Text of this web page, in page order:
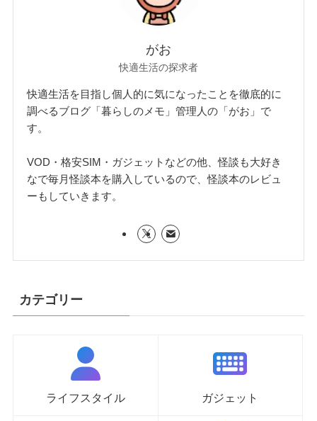
がお
快適生活の探求者
快適生活を目指し個人的に気になったことを徹底的に
調べるブログ「暮らしのメモ」管理人の「がお」で
す。
VOD・格安SIM・ガジェットなどの他、怪談も大好き
なで毎月怪談本を購入しているので、怪談本のレビュ
ーもしていきます。
カテゴリー
ライフスタイル ガジェット